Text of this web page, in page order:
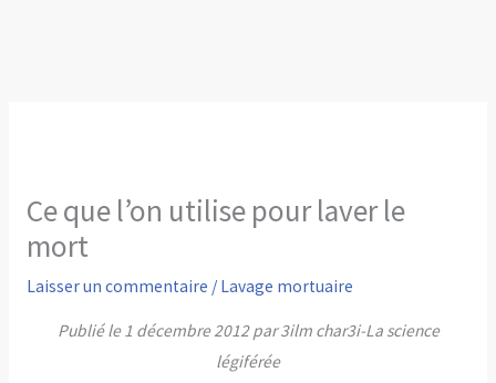
Ce que l’on utilise pour laver le
mort
Laisser un commentaire / Lavage mortuaire
Publié le 1 décembre 2012 par 3ilm char3i-La science
légiférée